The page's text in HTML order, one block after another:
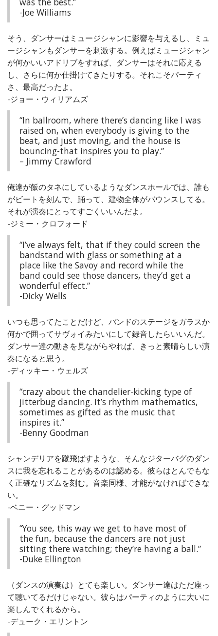
-Joe Williams
そう、ダンサーはミュージシャンに影響を与えるし、ミュ
ージシャンもダンサーを刺激する。例えばミュージシャン
が何かいいアドリブをすれば、ダンサーはそれに応える
し、さらに何か仕掛けてきたりする。それこそパーティ
さ、最高だったよ。
-ジョー・ウィリアムズ
“In ballroom, where there’s dancing like I was
raised on, when everybody is giving to the
beat, and just moving, and the house is
bouncing-that inspires you to play.”
– Jimmy Crawford
俺達が飯のタネにしているようなダンスホールでは、誰も
がビートを刻んで、踊って、建物全体がバウンスしてる。
それが演奏にとってすごくいいんだよ。
-ジミー・クロフォード
“I’ve always felt, that if they could screen the
bandstand with glass or something at a
place like the Savoy and record while the
band could see those dancers, they’d get a
wonderful effect.”
-Dicky Wells
いつも思ってたことだけど、バンドのステージをガラスか
何かで囲ってサヴォイみたいにして録音したらいいんだ。
ダンサー達の動きを見ながらやれば、きっと素晴らしい演
奏になると思う。
-ディッキー・ウェルズ
“crazy about the chandelier-kicking type of
jitterbug dancing. It’s rhythm mathematics,
sometimes as gifted as the music that
inspires it.”
-Benny Goodman
シャンデリアを蹴飛ばすような、そんなジターバグのダン
スに我を忘れることがあるのは認める。彼らはとんでもな
く正確なリズムを刻む。音楽同様、才能がなければできな
い。
-ベニー・グッドマン
“You see, this way we get to have most of
the fun, because the dancers are not just
sitting there watching; they’re having a ball.”
-Duke Ellington
（ダンスの演奏は）とても楽しい。ダンサー達はただ座っ
て聴いてるだけじゃない。彼らはパーティのように大いに
楽しんでくれるから。
-デューク・エリントン